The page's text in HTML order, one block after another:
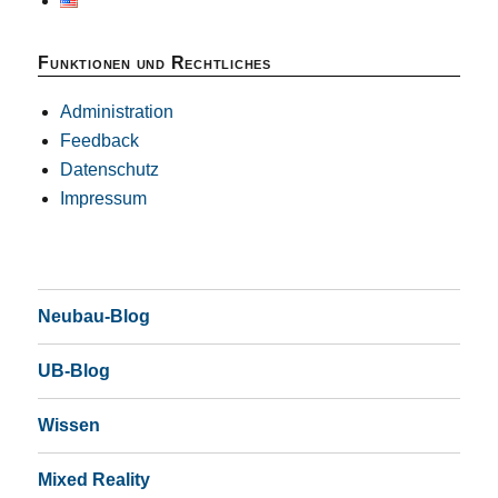
Funktionen und Rechtliches
Administration
Feedback
Datenschutz
Impressum
Neubau-Blog
UB-Blog
Wissen
Mixed Reality